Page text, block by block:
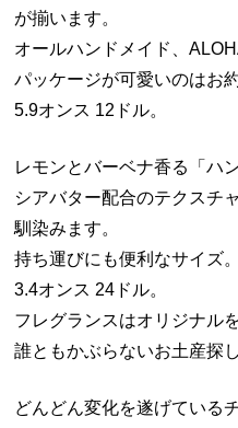
が揃います。
オールハンドメイド、
パッケージが可愛いのはお約
5.9オンス 12ドル。
レモンとバーベナ香る「ハ
シアバター配合のテクスチ
馴染みます。
持ち運びにも便利なサイズ。
3.4オンス 24ドル。
フレグランスはオリジナル
誰ともかぶらないお土産探
どんどん変化を遂げている